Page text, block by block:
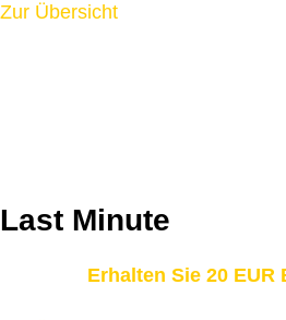
Zur Übersicht
Last Minute
Erhalten Sie 20 EUR